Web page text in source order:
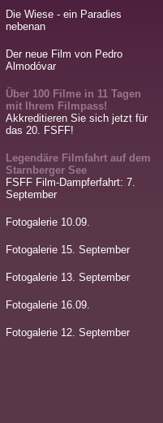
Die Wiese - ein Paradies
nebenan
Der neue Film von Pedro
Almodóvar
Über 100 Filme in 11 Tagen
mit Ihrem Filmpass!
Akkreditieren Sie sich jetzt für
das 20. FSFF!
Legendäre Filmfahrt auf dem
Starnberger See
FSFF Film-Dampferfahrt: 7.
September
Fotogalerie 10.09.
Fotogalerie 15. September
Fotogalerie 13. September
Fotogalerie 16.09.
Fotogalerie 12. September